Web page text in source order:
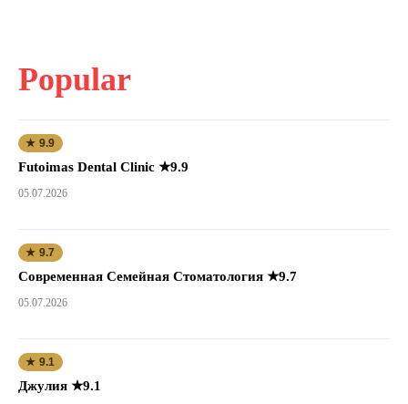
Popular
★ 9.9
Futoimas Dental Clinic ★9.9
05.07.2026
★ 9.7
Современная Семейная Стоматология ★9.7
05.07.2026
★ 9.1
Джулия ★9.1